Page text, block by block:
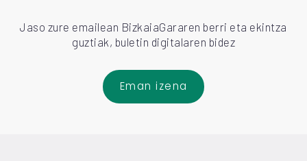
Jaso zure emailean BizkaiaGararen berri eta ekintza
guztiak, buletin digitalaren bidez
Eman izena